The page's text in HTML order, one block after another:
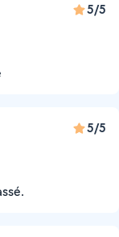
5/5
5/5